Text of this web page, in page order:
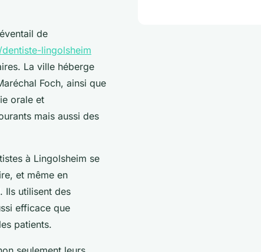
de
lingolsheim
La ville héberge
Foch, ainsi que
orale et
mais aussi des
à Lingolsheim se
et même en
Ils utilisent des
efficace que
patients.